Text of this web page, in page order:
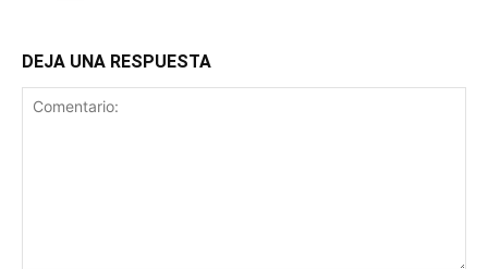
DEJA UNA RESPUESTA